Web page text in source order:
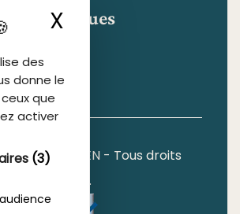
des
donne le
que
activer
(3)
X Masquer le
pratiques
2026, INFOLIEN - Tous droits
réservés.